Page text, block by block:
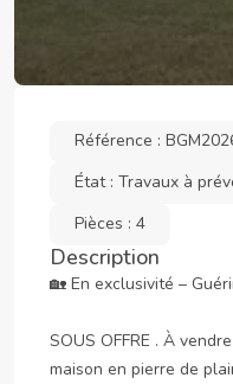
Référence :
État : Travaux à
Pièces : 4
Description
🏡 En exclusivité –
SOUS OFFRE . À
maison en pierre de